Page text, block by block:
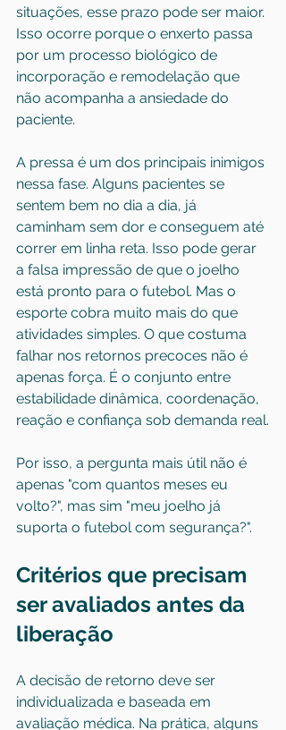
situações, esse prazo pode ser maior.
Isso ocorre porque o enxerto passa
por um processo biológico de
incorporação e remodelação que
não acompanha a ansiedade do
paciente.
A pressa é um dos principais inimigos
nessa fase. Alguns pacientes se
sentem bem no dia a dia, já
caminham sem dor e conseguem até
correr em linha reta. Isso pode gerar
a falsa impressão de que o joelho
está pronto para o futebol. Mas o
esporte cobra muito mais do que
atividades simples. O que costuma
falhar nos retornos precoces não é
apenas força. É o conjunto entre
estabilidade dinâmica, coordenação,
reação e confiança sob demanda real.
Por isso, a pergunta mais útil não é
apenas "com quantos meses eu
volto?", mas sim "meu joelho já
suporta o futebol com segurança?".
Critérios que precisam
ser avaliados antes da
liberação
A decisão de retorno deve ser
individualizada e baseada em
avaliação médica. Na prática, alguns